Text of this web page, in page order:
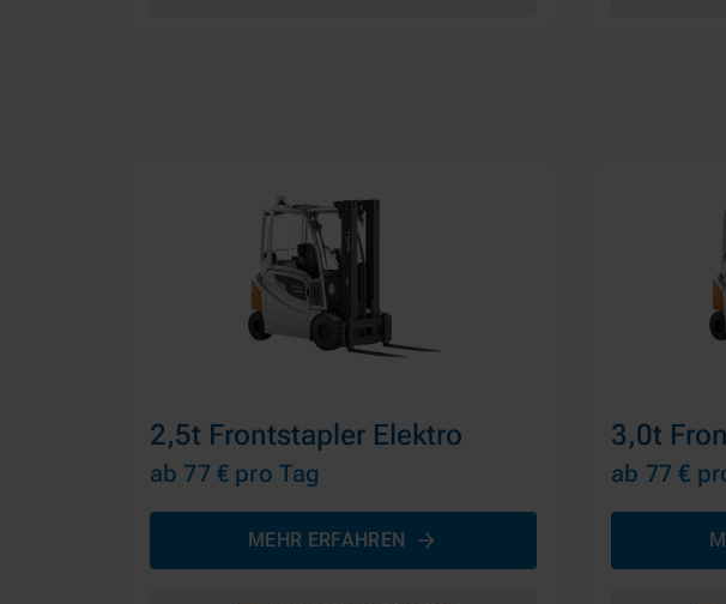
2,5t Frontstapler Elektro
ab 77 € pro Tag
MEHR ERFAHREN
3,0t
ab 77 €